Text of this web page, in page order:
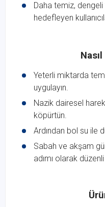
Daha temiz,
hedefleyen
Yeterli miktarda
uygulayın.
Nazik dairesel
köpürtün.
Ardından bol su ile
Sabah ve akşam
adımı olarak